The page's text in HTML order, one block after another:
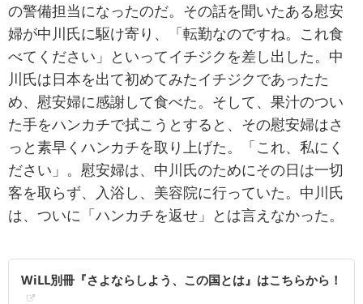
の警備担当になったのだ。その話を聞いたある慰安
婦が中川氏に駆け寄り、「転勤なのですね。これ食
べてください」といってイチジクを差し出した。中
川氏は日本を出て初めてみたイチジクであったた
め、慰安婦に感謝して食べた。そして、果汁のつい
た手をハンカチで拭こうとすると、その慰安婦はさ
っと素早くハンカチを取り上げた。「これ、私にく
ださい」。慰安婦は、中川氏のためにその日は一切
客を取らず、入浴し、美容院に行っていた。中川氏
は、ついに「ハンカチを返せ」とは言えなかった。
WiLL別冊『さよならしよう、この国とは』はこちらから！